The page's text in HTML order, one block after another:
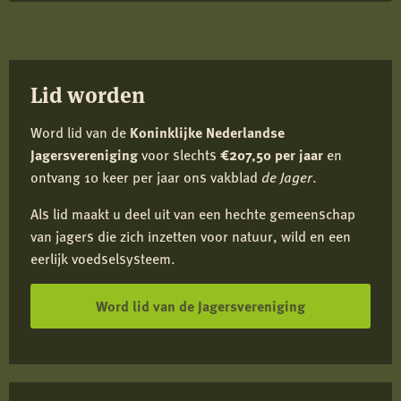
Lid worden
Word lid van de Koninklijke Nederlandse
Jagersverenigingvoor slechts €207,50 per jaar en
ontvang 10 keer per jaar ons vakblad de Jager.
Als lid maakt u deel uit van een hechte gemeenschap
van jagers die zich inzetten voor natuur, wild en een
eerlijk voedselsysteem.
Word lid van de Jagersvereniging